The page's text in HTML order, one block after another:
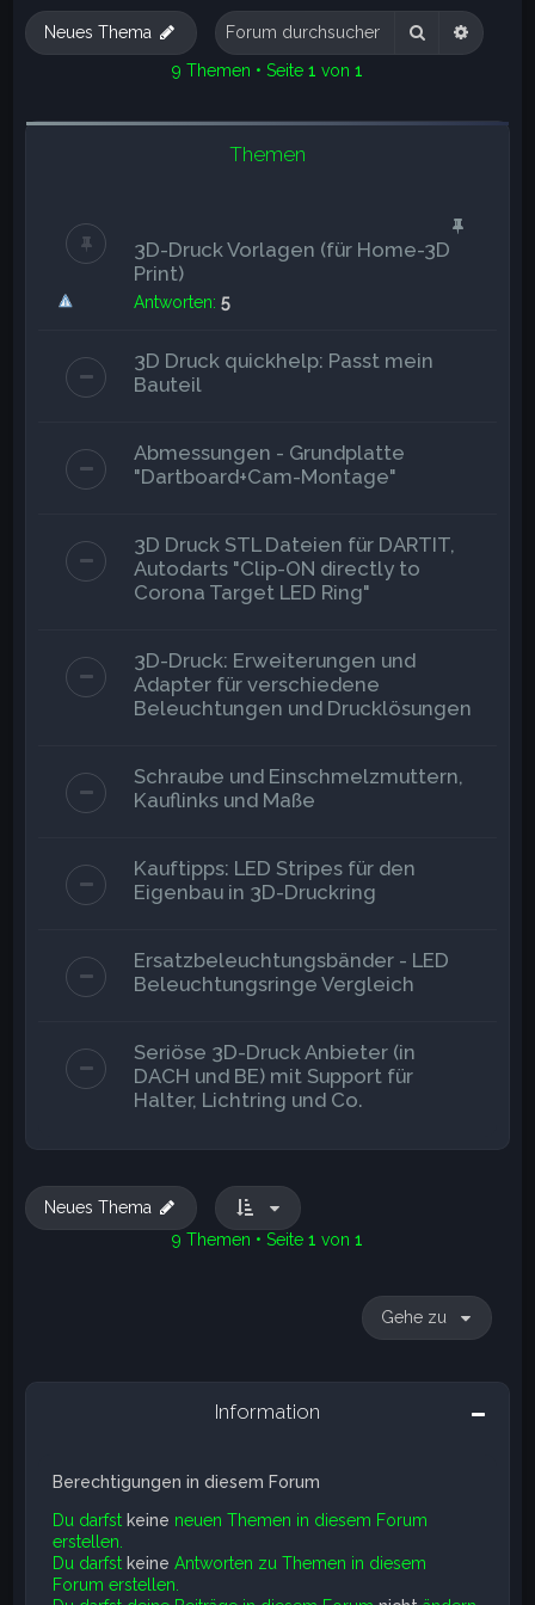
Neues Thema Suche
9 Themen • Seite 1 von 1
Themen
3D-Druck Vorlagen (für Home-3D
Print)
Antworten:5
3D Druck quickhelp: Passt mein
Bauteil
Abmessungen - Grundplatte
"Dartboard+Cam-Montage"
3D Druck STL Dateien für DARTIT,
Autodarts "Clip-ON directly to
Corona Target LED Ring"
3D-Druck: Erweiterungen und
Adapter für verschiedene
Beleuchtungen und Drucklösungen
Schraube und Einschmelzmuttern,
Kauflinks und Maße
Kauftipps: LED Stripes für den
Eigenbau in 3D-Druckring
Ersatzbeleuchtungsbänder - LED
Beleuchtungsringe Vergleich
Seriöse 3D-Druck Anbieter (in
DACH und BE) mit Support für
Halter, Lichtring und Co.
Neues Thema
9 Themen • Seite 1 von 1
Gehe zu
Information
Berechtigungen in diesem Forum
Du darfstkeine neuen Themen in diesem Forum
erstellen.
Du darfstkeine Antworten zu Themen in diesem
Forum erstellen.